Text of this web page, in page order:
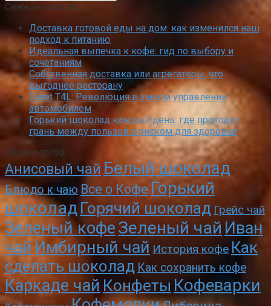
Свежие записи
Доставка готовой еды на дом: как изменился наш
подход к питанию
Идеальная выпечка к кофе: гид по выбору и
сочетаниям
Собственная доставка или агрегаторы: что
выгоднее ресторану
Tenet T4L: Революция в умном управлении
автомобилем
Горький шоколад каждый день: где проходит
грань между пользой и риском для здоровья
Облако тегов
Анисовый чай Белый шоколад
Блюдо к чаю Все о Кофе Горький
шоколад Горячий шоколад Грейс чай
Зеленый кофеЗеленый чай Иван
чай Имбирный чай История кофе Как
сделать шоколад Как сохранить кофе
Каркаде чай Конфеты Кофеварки